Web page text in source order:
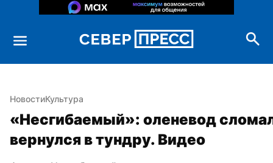
НовостиКультура
«Несгибаемый»: оленевод
вернулся в тундру. Видео